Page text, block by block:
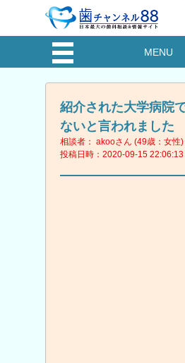
MENU
紹介された大学病院
ないと言われました
相談者： akooさん (49歳：女性)
投稿日時：2020-09-15 22:06:13